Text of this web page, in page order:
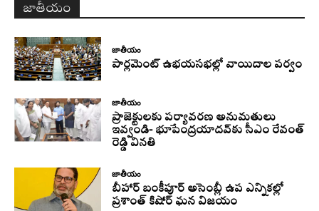
జాతీయం
జాతీయం
పార్లమెంట్ ఉభయసభల్లో వాయిదాల పర్వం
జాతీయం
ప్రాజెక్టులకు పర్యావరణ అనుమతులు
ఇవ్వండి- భూపేంద్రయాదవ్‌కు సీఎం రేవంత్‌
రెడ్డి వినతి
జాతీయం
బీహార్ బంకీపూర్ అసెంబ్లీ ఉప ఎన్నికల్లో
ప్రశాంత్ కిషోర్ ఘన విజయం